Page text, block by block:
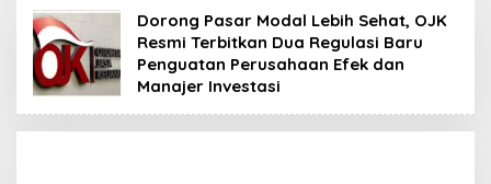
Dorong Pasar Modal Lebih Sehat, OJK
Resmi Terbitkan Dua Regulasi Baru
Penguatan Perusahaan Efek dan
Manajer Investasi